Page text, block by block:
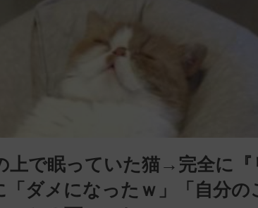
上で眠っていた猫→完全に『
「ダメになったｗ」「自分の